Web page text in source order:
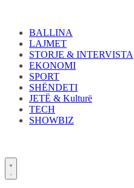
contentBALLINA
LAJMET
STORJE & INTERVISTA
EKONOMI
SPORT
SHËNDETI
JETË & Kulturë
TECH
SHOWBIZ